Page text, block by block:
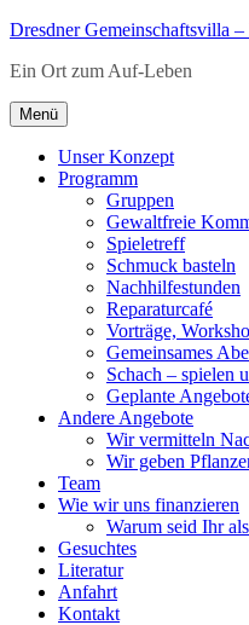
Zum
springen
Dresdner Gemeinschaftsvilla
Ein Ort zum Auf-Leben
Menü
Unser Konzept
Programm
Gruppen
Gewaltfreie
Spieletreff
Schmuck basteln
Nachhilfestunden
Reparaturcafé
Vorträge,
Gemeinsames
Schach – spielen
Geplante
Andere Angebote
Wir vermitteln
Wir geben
Team
Wie wir uns finanzieren
Warum seid Ihr
Gesuchtes
Literatur
Anfahrt
Kontakt